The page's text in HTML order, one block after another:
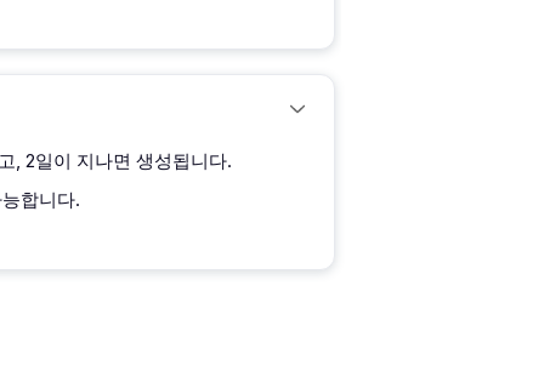
, 2일이 지나면 생성됩니다.
합니다.